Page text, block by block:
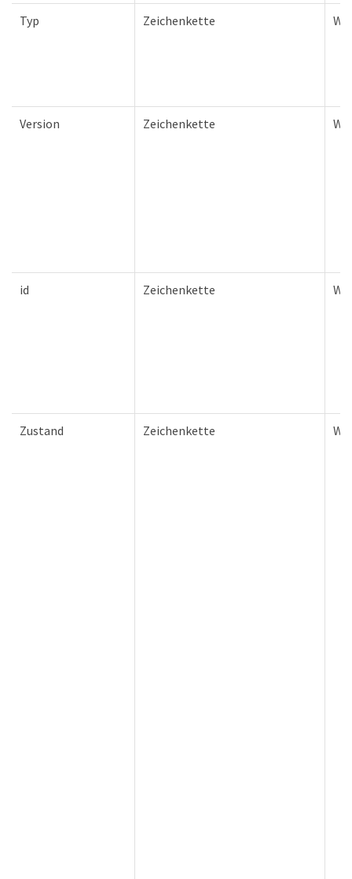
Typ Zeichenkette
Version Zeichenkette
id Zeichenkette
Zustand Zeichenkette